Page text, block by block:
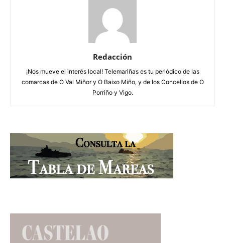
Redacción
¡Nos mueve el interés local! Telemariñas es tu periódico de las
comarcas de O Val Miñor y O Baixo Miño, y de los Concellos de O
Porriño y Vigo.